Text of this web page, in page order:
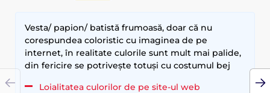
Vesta/ papion/ batistă frumoasă, doar că nu
corespundea coloristic cu imaginea de pe
internet, în realitate culorile sunt mult mai palide,
din fericire se potrivește totuși cu costumul bej
Loialitatea culorilor de pe site-ul web